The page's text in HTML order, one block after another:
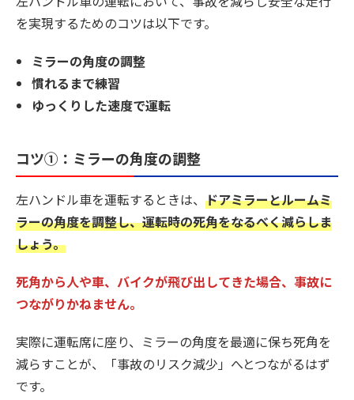
を実現するためのコツは以下です。
ミラーの角度の調整
慣れるまで練習
ゆっくりした速度で運転
コツ①：ミラーの角度の調整
左ハンドル車を運転するときは、 ドアミラーとルームミ
ラーの角度を調整し、運転時の死角をなるべく減らしま
しょう。
死角から人や車、バイクが飛び出してきた場合、事故に
つながりかねません。
実際に運転席に座り、ミラーの角度を最適に保ち死角を
減らすことが、「事故のリスク減少」へとつながるはず
です。